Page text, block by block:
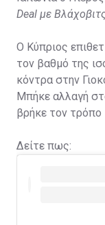
Deal με
Ο Κύπριος
τον βαθμό της
κόντρα στην
Μπήκε αλλαγή
βρήκε τον τρόπο
Δείτε πως: